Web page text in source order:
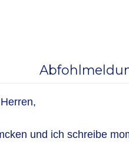
und ich schreibe